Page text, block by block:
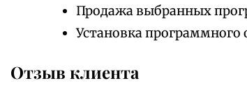
Продажа выбранных
Установка программного
Отзыв клиента